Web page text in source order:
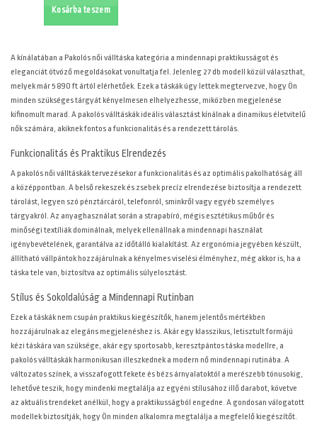
Kosárba teszem
A kínálatában a Pakolós női válltáska kategória a mindennapi praktikusságot és
eleganciát ötvöző megoldásokat vonultatja fel. Jelenleg 27 db modell közül választhat,
melyek már 5 890 ft ártól elérhetőek. Ezek a táskák úgy lettek megtervezve, hogy Ön
minden szükséges tárgyát kényelmesen elhelyezhesse, miközben megjelenése
kifinomult marad. A pakolós válltáskák ideális választást kínálnak a dinamikus életvitelű
nők számára, akiknek fontos a funkcionalitás és a rendezett tárolás.
Funkcionalitás és Praktikus Elrendezés
A pakolós női válltáskák tervezésekor a funkcionalitás és az optimális pakolhatóság áll
a középpontban. A belső rekeszek és zsebek precíz elrendezése biztosítja a rendezett
tárolást, legyen szó pénztárcáról, telefonról, sminkről vagy egyéb személyes
tárgyakról. Az anyaghasználat során a strapabíró, mégis esztétikus műbőr és
minőségi textíliák dominálnak, melyek ellenállnak a mindennapi használat
igénybevételének, garantálva az időtálló kialakítást. Az ergonómia jegyében készült,
állítható vállpántok hozzájárulnak a kényelmes viselési élményhez, még akkor is, ha a
táska tele van, biztosítva az optimális súlyelosztást.
Stílus és Sokoldalúság a Mindennapi Rutinban
Ezek a táskák nem csupán praktikus kiegészítők, hanem jelentős mértékben
hozzájárulnak az elegáns megjelenéshez is. Akár egy klasszikus, letisztult formájú
kézi táskára van szüksége, akár egy sportosabb, keresztpántos táska modellre, a
pakolós válltáskák harmonikusan illeszkednek a modern nő mindennapi rutinába. A
változatos színek, a visszafogott fekete és bézs árnyalatoktól a merészebb tónusokig,
lehetővé teszik, hogy mindenki megtalálja az egyéni stílusához illő darabot, követve
az aktuális trendeket anélkül, hogy a praktikusságból engedne. A gondosan válogatott
modellek biztosítják, hogy Ön minden alkalomra megtalálja a megfelelő kiegészítőt.